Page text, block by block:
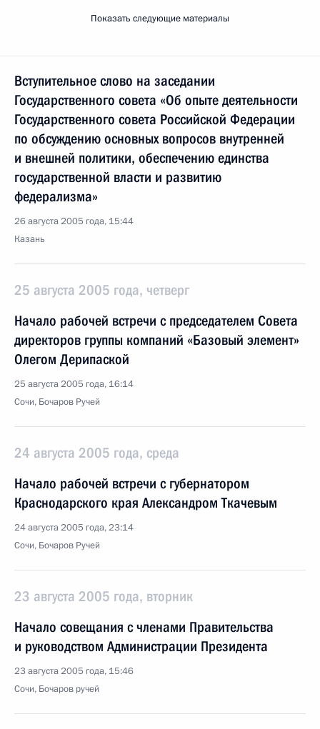
Показать следующие материалы
Вступительное слово на заседании
Государственного совета «Об опыте деятельности
Государственного совета Российской Федерации
по обсуждению основных вопросов внутренней
и внешней политики, обеспечению единства
государственной власти и развитию
федерализма»
26 августа 2005 года, 15:44
Казань
25 августа 2005 года, четверг
Начало рабочей встречи с председателем Совета
директоров группы компаний «Базовый элемент»
Олегом Дерипаской
25 августа 2005 года, 16:14
Сочи, Бочаров Ручей
24 августа 2005 года, среда
Начало рабочей встречи с губернатором
Краснодарского края Александром Ткачевым
24 августа 2005 года, 23:14
Сочи, Бочаров Ручей
23 августа 2005 года, вторник
Начало совещания с членами Правительства
и руководством Администрации Президента
23 августа 2005 года, 15:46
Сочи, Бочаров ручей